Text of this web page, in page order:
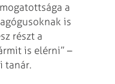
a
is
részt a
is elérni” –
tanár.